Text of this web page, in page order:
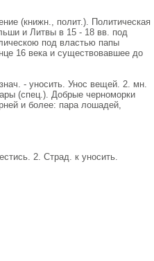
(книжн., полит.). Политическая
и Литвы в 15 - 18 вв. под
под властью папы
16 века и существовавшее до
- уносить. Унос вещей. 2. мн.
(спец.). Добрые черноморки
и более: пара лошадей,
2. Страд. к уносить.